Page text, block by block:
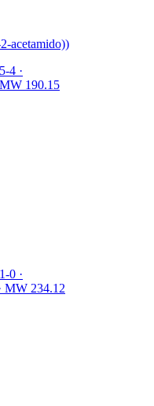
acetamido))
4 ·
MW 190.15
0 ·
MW 234.12